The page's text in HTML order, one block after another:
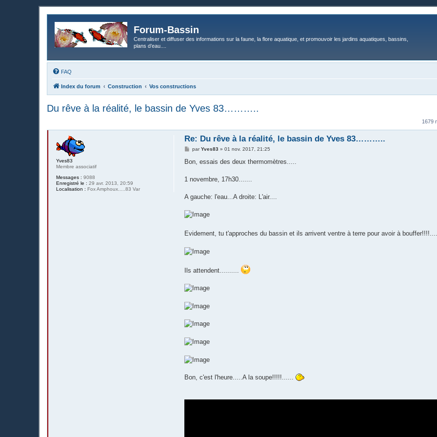
Forum-Bassin
Centraliser et diffuser des informations sur la faune, la flore aquatique, et promouvoir les jardins aquatiques, bassins,
plans d’eau....
FAQ
Index du forum Construction Vos constructions
Du rêve à la réalité, le bassin de Yves 83………..
1679
Yves83
Membre associatif
Messages : 9088
Enregistré le : 29 avr. 2013, 20:59
Localisation : Fox Amphoux.....83 Var
Re: Du rêve à la réalité, le bassin de Yves 83………..
M
s
g
parYves83 »01 nov. 2017, 21:25
Bon, essais des deux thermomètres.....
1 novembre, 17h30.......
A gauche: l'eau...A droite: L'air....
Evidement, tu t'approches du bassin et ils arrivent ventre à terre pour avoir à
Ils attendent..........
Bon, c'est l'heure.....A la soupe!!!!!......